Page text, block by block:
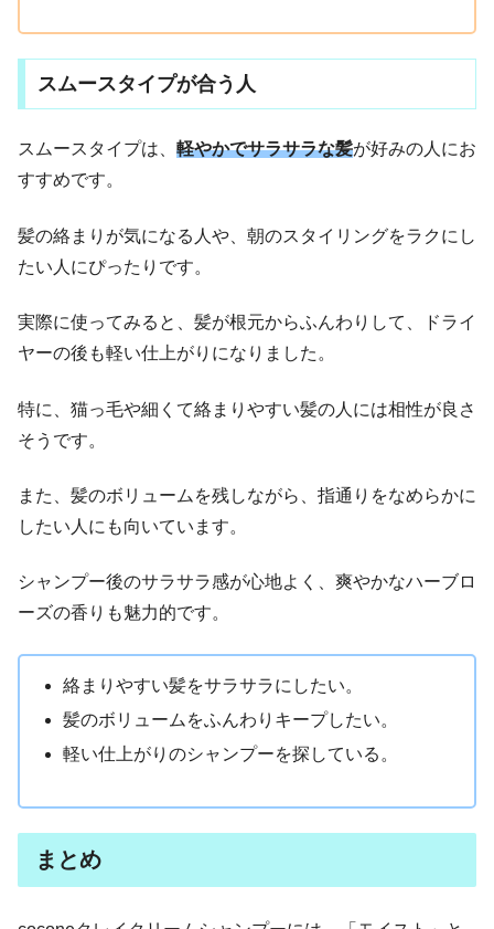
スムースタイプが合う人
スムースタイプは、 軽やかでサラサラな髪が好みの人にお
すすめです。
髪の絡まりが気になる人や、朝のスタイリングをラクにし
たい人にぴったりです。
実際に使ってみると、髪が根元からふんわりして、ドライ
ヤーの後も軽い仕上がりになりました。
特に、猫っ毛や細くて絡まりやすい髪の人には相性が良さ
そうです。
また、髪のボリュームを残しながら、指通りをなめらかに
したい人にも向いています。
シャンプー後のサラサラ感が心地よく、爽やかなハーブロ
ーズの香りも魅力的です。
絡まりやすい髪をサラサラにしたい。
髪のボリュームをふんわりキープしたい。
軽い仕上がりのシャンプーを探している。
まとめ